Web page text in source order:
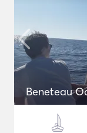
Beneteau